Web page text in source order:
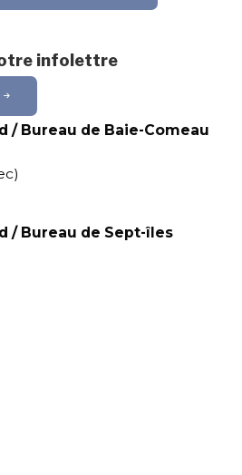
infolettre
/ Bureau de Baie-Comeau
/ Bureau de Sept-îles